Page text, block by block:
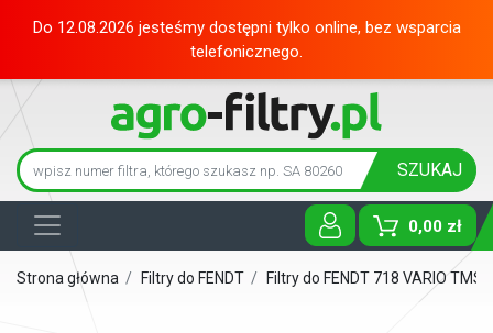
Do 12.08.2026 jesteśmy dostępni tylko online, bez wsparcia
telefonicznego.
SZUKAJ
0,00 zł
Toggle
Strona główna / Filtry do FENDT / Filtry do FENDT 718 VARIO TMS